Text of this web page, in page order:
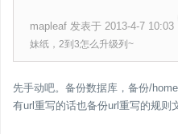
mapleaf 发表于 2013-4-7 10:03
妹纸，2到3怎么升级列~
先手动吧。备份数据库，备份/
有url重写的话也备份url重写的规则